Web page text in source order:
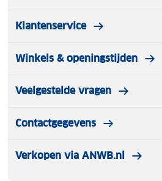
Klantenservice
Winkels & openingstijden
Veelgestelde vragen
Contactgegevens
Verkopen via ANWB.nl